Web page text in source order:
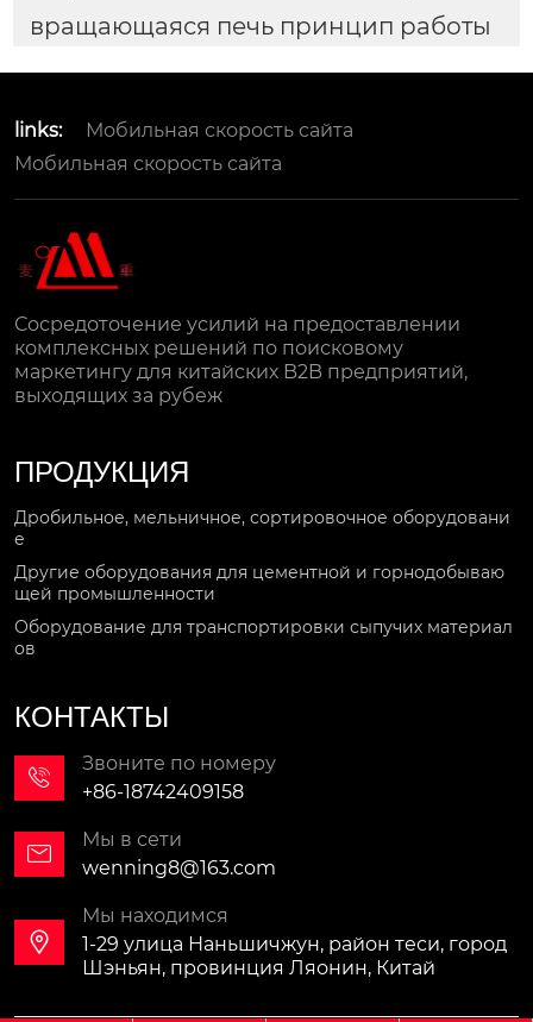
вращающаяся печь принцип работы
links:
Мобильная скорость сайта
Мобильная скорость сайта
Сосредоточение усилий на предоставлении
комплексных решений по поисковому
маркетингу для китайских B2B предприятий,
выходящих за рубеж
ПРОДУКЦИЯ
Дробильное, мельничное, сортировочное оборудовани
е
Другие оборудования для цементной и горнодобываю
щей промышленности
Оборудование для транспортировки сыпучих материал
ов
КОНТАКТЫ

Звоните по номеру
+86-18742409158

Мы в сети
wenning8@163.com

Мы находимся
1-29 улица Наньшичжун, район теси, город
Шэньян, провинция Ляонин, Китай